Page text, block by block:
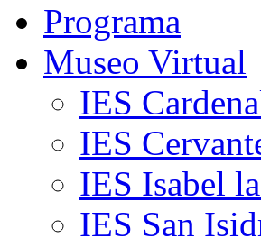
Programa
Museo Virtual
IES
IES
IES Isabel
IES San